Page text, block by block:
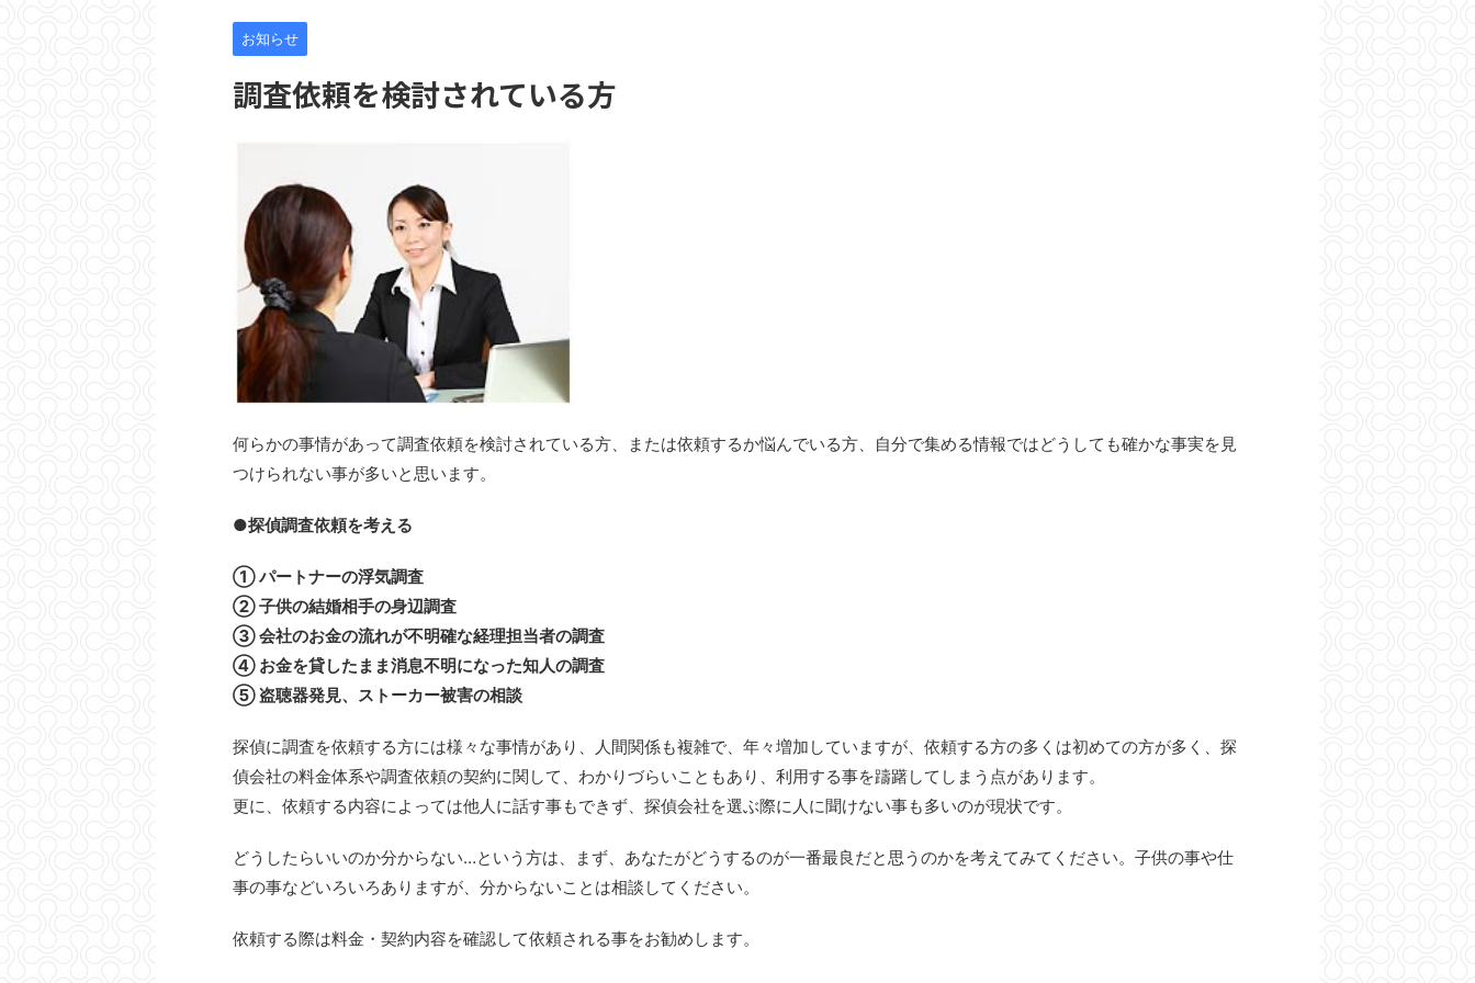
お知らせ
調査依頼を検討されている方
何らかの事情があって調査依頼を検討されている方、または依頼するか悩んでいる方、自分で集める情報ではどうしても確かな事実を見
つけられない事が多いと思います。
●探偵調査依頼を考える
① パートナーの浮気調査
② 子供の結婚相手の身辺調査
③ 会社のお金の流れが不明確な経理担当者の調査
④ お金を貸したまま消息不明になった知人の調査
⑤ 盗聴器発見、ストーカー被害の相談
探偵に調査を依頼する方には様々な事情があり、人間関係も複雑で、年々増加していますが、依頼する方の多くは初めての方が多く、探
偵会社の料金体系や調査依頼の契約に関して、わかりづらいこともあり、利用する事を躊躇してしまう点があります。
更に、依頼する内容によっては他人に話す事もできず、探偵会社を選ぶ際に人に聞けない事も多いのが現状です。
どうしたらいいのか分からない…という方は、まず、あなたがどうするのが一番最良だと思うのかを考えてみてください。子供の事や仕
事の事などいろいろありますが、分からないことは相談してください。
依頼する際は料金・契約内容を確認して依頼される事をお勧めします。